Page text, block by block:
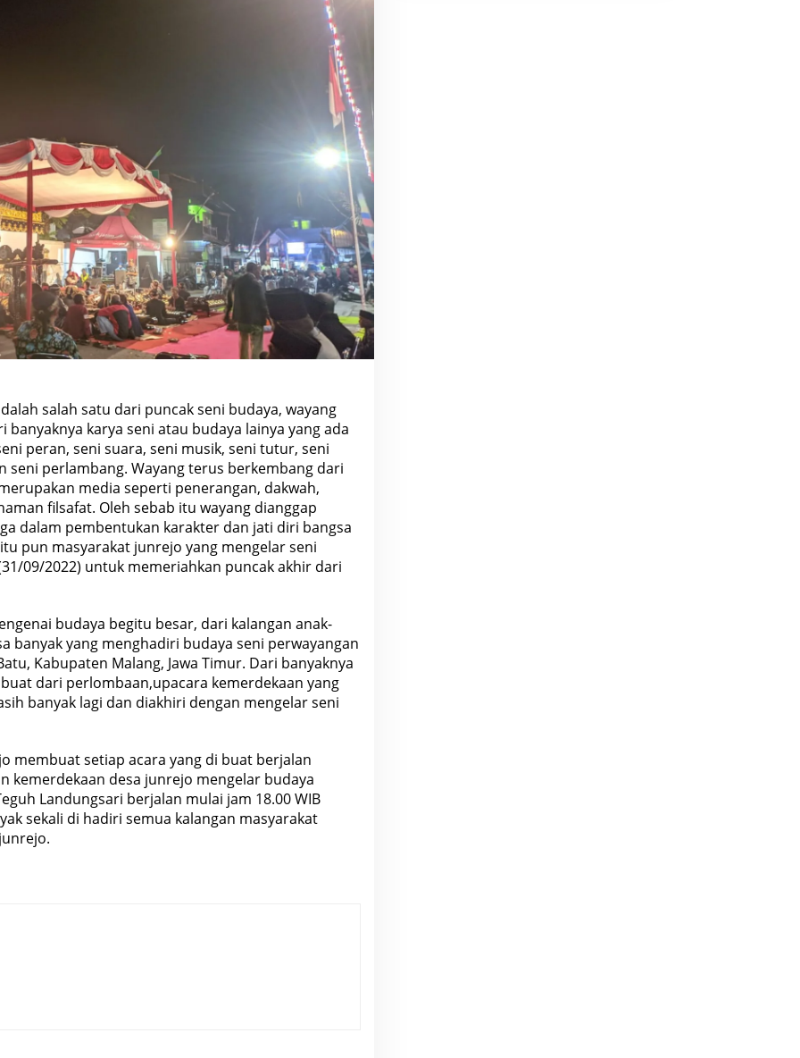
salah satu dari puncak seni budaya, wayang
banyaknya karya seni atau budaya lainya yang ada
peran, seni suara, seni musik, seni tutur, seni
seni perlambang. Wayang terus berkembang dari
media seperti penerangan, dakwah,
filsafat. Oleh sebab itu wayang dianggap
dalam pembentukan karakter dan jati diri bangsa
pun masyarakat junrejo yang mengelar seni
09/2022) untuk memeriahkan puncak akhir dari
budaya begitu besar, dari kalangan anak-
banyak yang menghadiri budaya seni perwayangan
Kabupaten Malang, Jawa Timur. Dari banyaknya
dari perlombaan,upacara kemerdekaan yang
banyak lagi dan diakhiri dengan mengelarseni
membuat setiap acara yang di buat berjalan
kemerdekaan desa junrejo mengelar budaya
Landungsari berjalan mulai jam 18.00 WIB
sekali di hadiri semua kalangan masyarakat